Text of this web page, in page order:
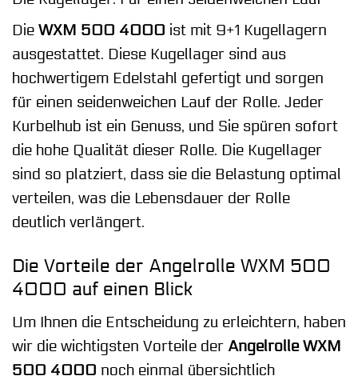
Die WXM 500 4000 ist mit 9+1 Kugellagern
ausgestattet. Diese Kugellager sind aus
hochwertigem Edelstahl gefertigt und sorgen
für einen seidenweichen Lauf der Rolle. Jeder
Kurbelhub ist ein Genuss, und Sie spüren sofort
die hohe Qualität dieser Rolle. Die Kugellager
sind so platziert, dass sie die Belastung optimal
verteilen, was die Lebensdauer der Rolle
deutlich verlängert.
Die Vorteile der Angelrolle WXM 500
4000 auf einen Blick
Um Ihnen die Entscheidung zu erleichtern, haben
wir die wichtigsten Vorteile der Angelrolle WXM
500 4000 noch einmal übersichtlich